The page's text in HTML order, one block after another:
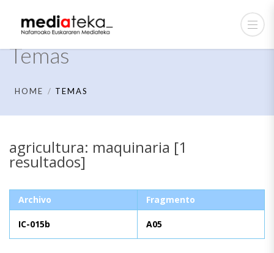
Temas
HOME TEMAS
agricultura: maquinaria [1
resultados]
Archivo Fragmento
IC-015b A05